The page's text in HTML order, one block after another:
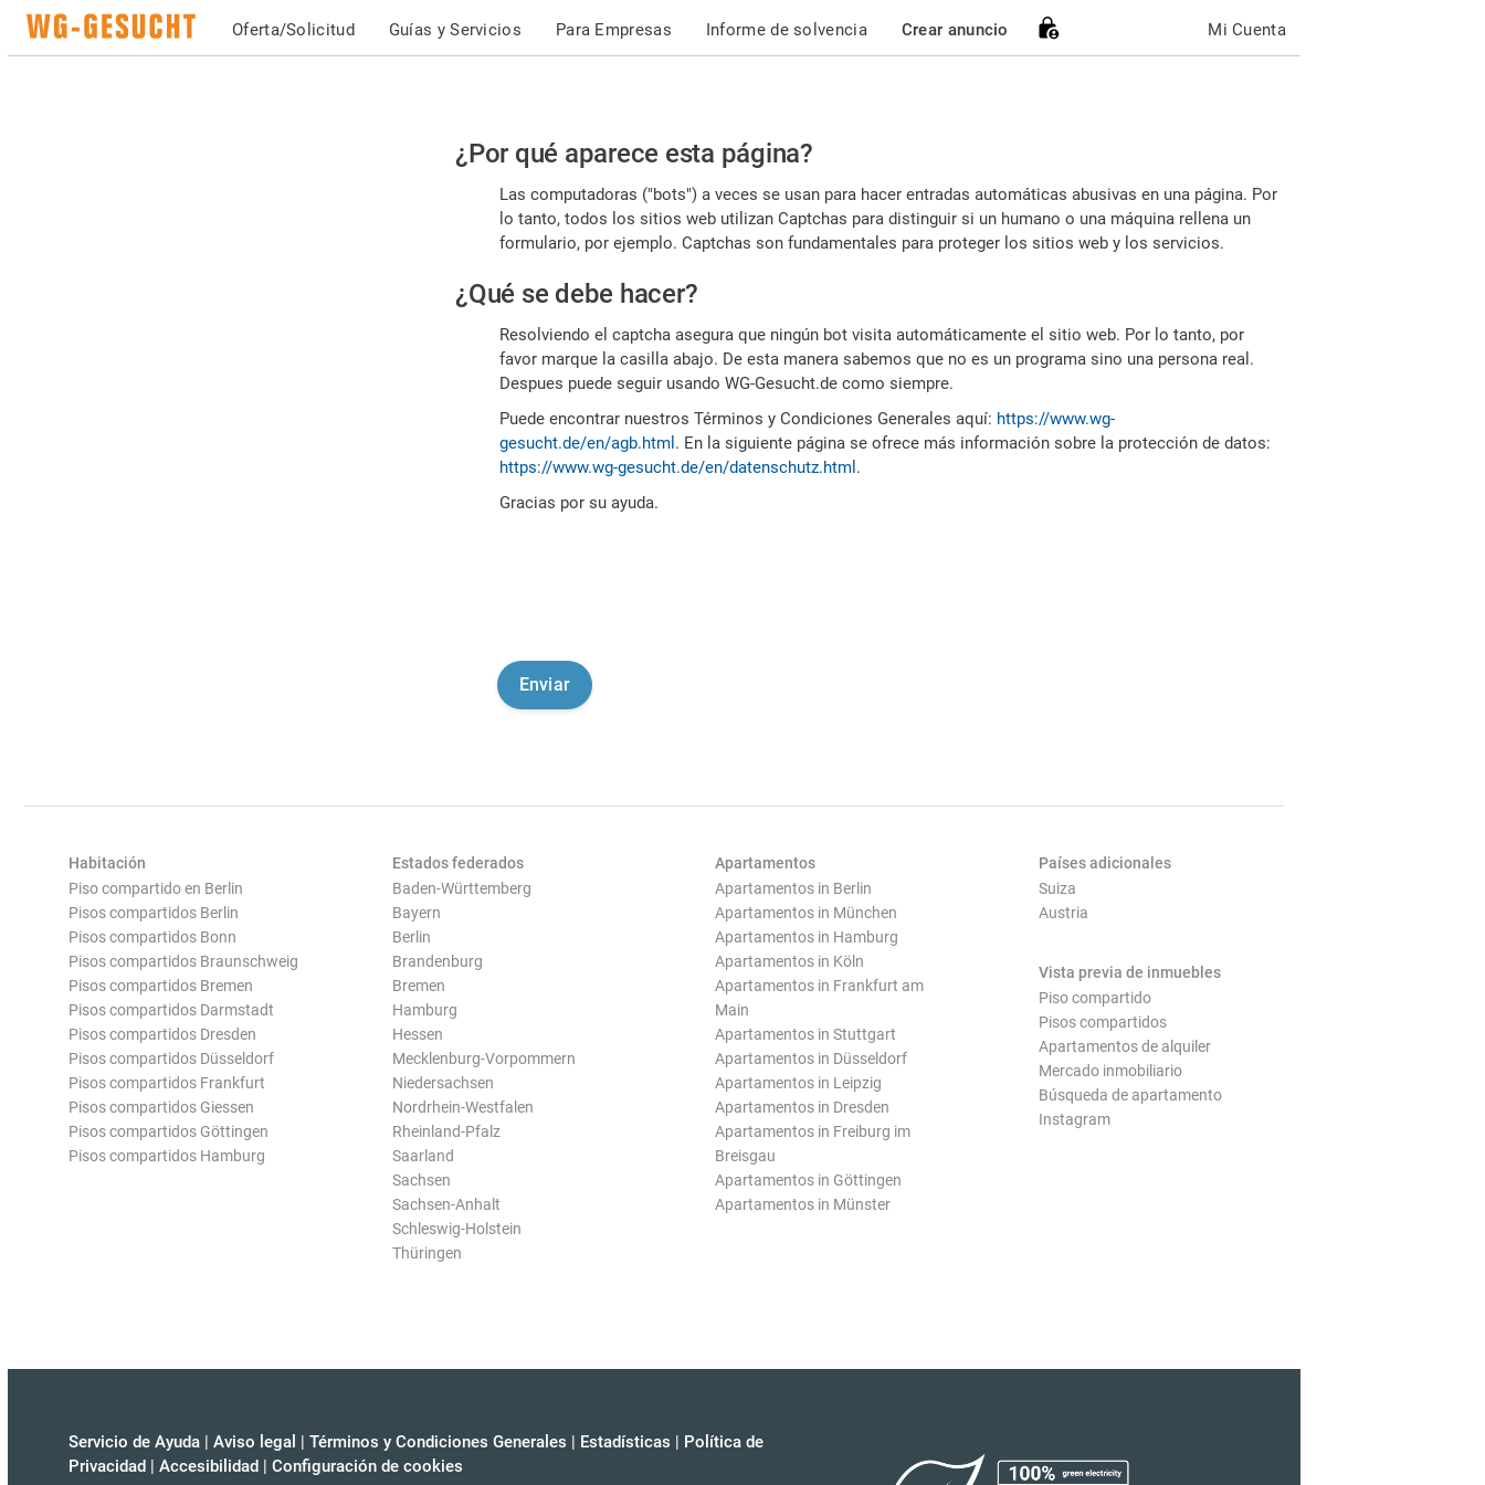
Oferta/Solicitud Guías y Servicios Para Empresas Informe de solvencia Crear anuncio Mi Cuenta
Por
favor,
confirme
es
humano
¿Por qué aparece esta página?
Las computadoras ("bots") a veces se usan para hacer entradas automáticas abusivas en una página. Por
lo tanto, todos los sitios web utilizan Captchas para distinguir si un humano o una máquina rellena un
formulario, por ejemplo. Captchas son fundamentales para proteger los sitios web y los servicios.
¿Qué se debe hacer?
Resolviendo el captcha asegura que ningún bot visita automáticamente el sitio web. Por lo tanto, por
favor marque la casilla abajo. De esta manera sabemos que no es un programa sino una persona real.
Despues puede seguir usando WG-Gesucht.de como siempre.
Puede encontrar nuestros Términos y Condiciones Generales aquí: https://www.wg-
gesucht.de/en/agb.html . En la siguiente página se ofrece más información sobre la protección de datos:
https://www.wg-gesucht.de/en/datenschutz.html .
Gracias por su ayuda.
Habitación
Piso compartido en Berlin
Pisos compartidos Berlin
Pisos compartidos Bonn
Pisos compartidos Braunschweig
Pisos compartidos Bremen
Pisos compartidos Darmstadt
Pisos compartidos Dresden
Pisos compartidos Düsseldorf
Pisos compartidos Frankfurt
Pisos compartidos Giessen
Pisos compartidos Göttingen
Pisos compartidos Hamburg
Estados federados
Baden-Württemberg
Bayern
Berlin
Brandenburg
Bremen
Hamburg
Hessen
Mecklenburg-Vorpommern
Niedersachsen
Nordrhein-Westfalen
Rheinland-Pfalz
Saarland
Sachsen
Sachsen-Anhalt
Schleswig-Holstein
Thüringen
Apartamentos
Apartamentos in Berlin
Apartamentos in München
Apartamentos in Hamburg
Apartamentos in Köln
Apartamentos in Frankfurt am
Main
Apartamentos in Stuttgart
Apartamentos in Düsseldorf
Apartamentos in Leipzig
Apartamentos in Dresden
Apartamentos in Freiburg im
Breisgau
Apartamentos in Göttingen
Apartamentos in Münster
Países adicionales
Suiza
Austria
Vista previa de inmuebles
Piso compartido
Pisos compartidos
Apartamentos de alquiler
Mercado inmobiliario
Búsqueda de apartamento
Instagram
Servicio de Ayuda | Aviso legal | Términos y Condiciones Generales | Estadísticas | Política de
Privacidad | Accesibilidad | Configuración de cookies